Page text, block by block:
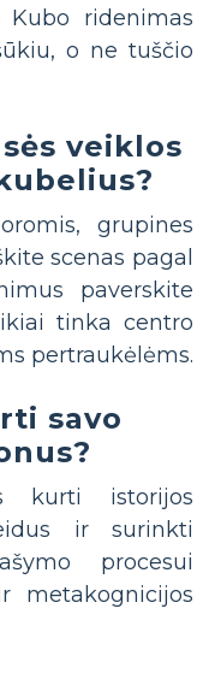
Kubo ridenimas
o ne tuščio
veiklos
grupines
scenas pagal
paverskite
tinka centro
pertraukėlėms.
savo
kurti istorijos
ir surinkti
procesui
metakognicijos